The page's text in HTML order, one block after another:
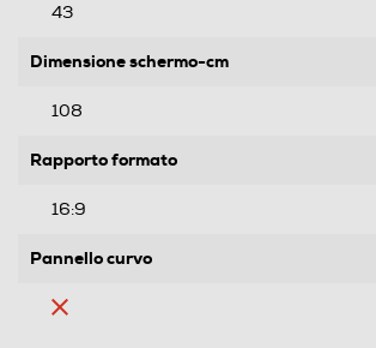
43
Dimensione schermo-cm
108
Rapporto formato
16:9
Pannello curvo